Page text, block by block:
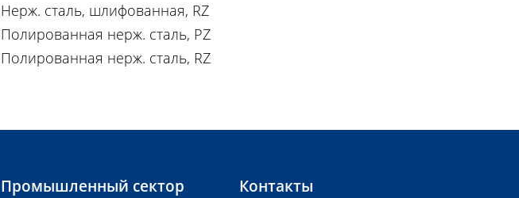
Нерж. сталь, шлифованная, RZ
Полированная нерж. сталь, PZ
Полированная нерж. сталь, RZ
Промышленный сектор Контакты